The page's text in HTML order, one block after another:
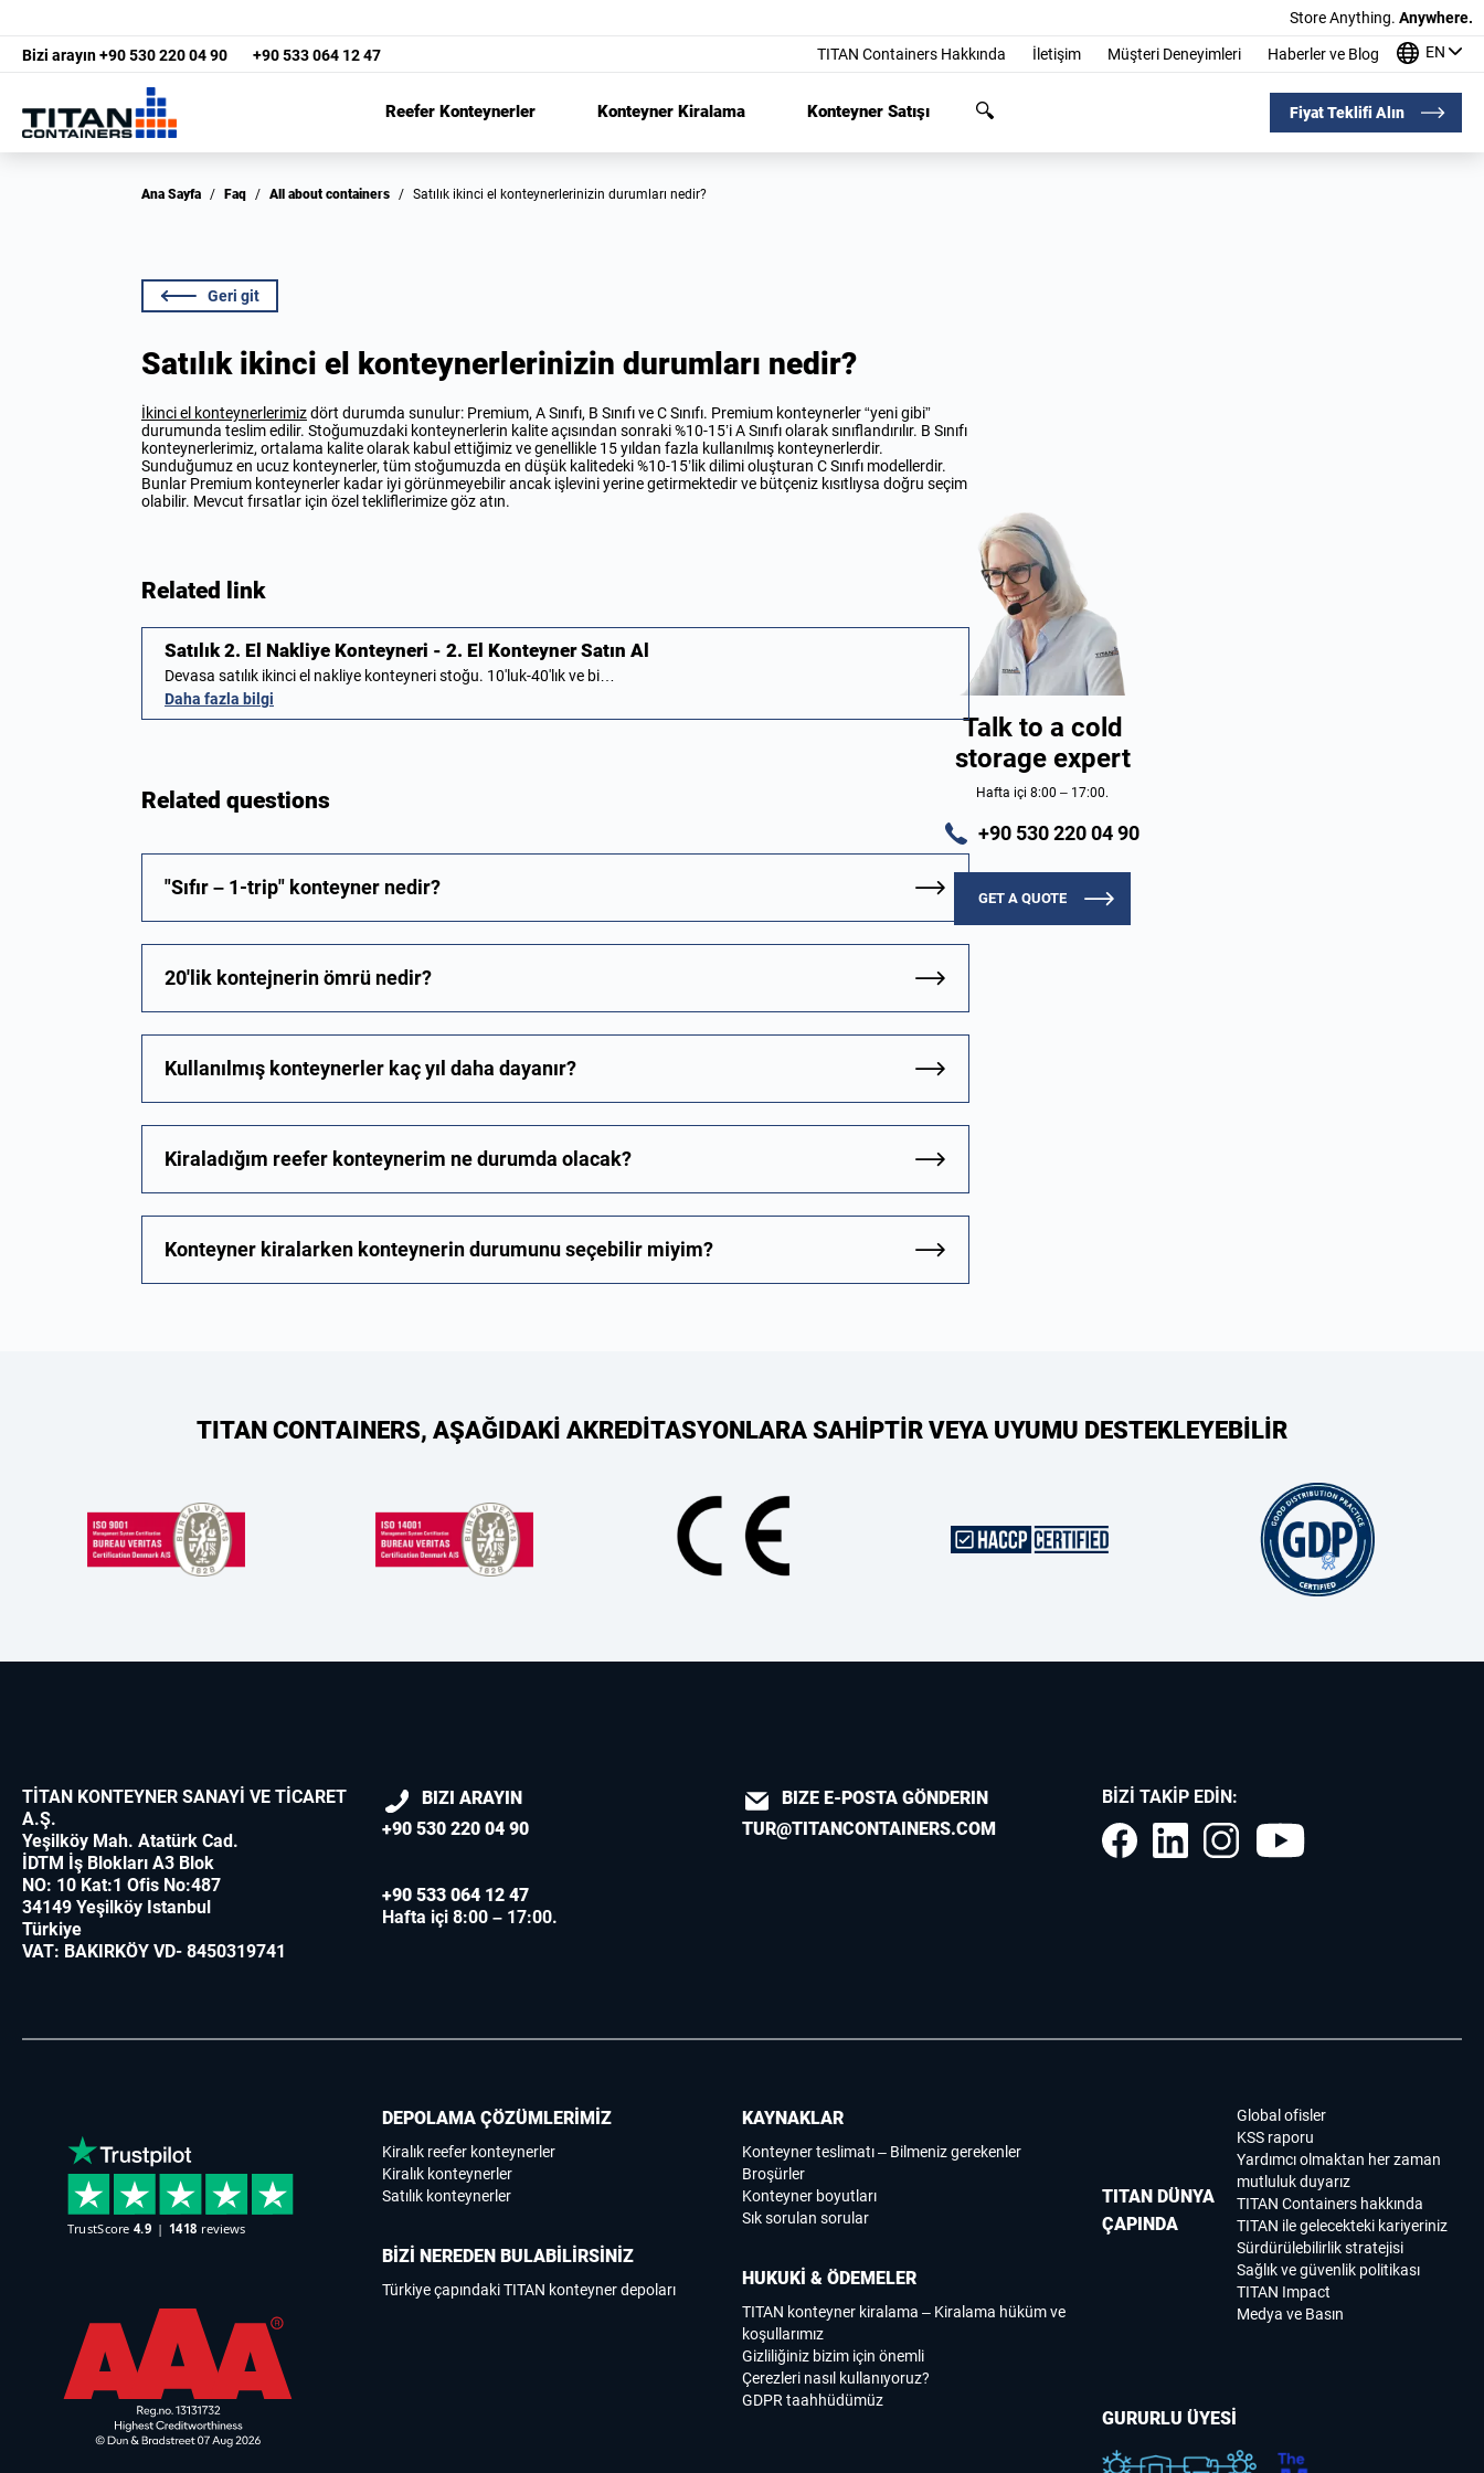
Store Anything. Anywhere.
Bizi arayın+90 530 220 04 90 +90 533 064 12 47 TITAN Containers Hakkında İletişim Müşteri Deneyimleri Haberler ve Blog EN
Reefer Konteynerler Konteyner Kiralama Konteyner Satışı Fiyat Teklifi Alın
Ana Sayfa / Faq / All about containers / Satılık ikinci el konteynerlerinizin durumları nedir?
Geri git
Satılık ikinci el konteynerlerinizin durumları nedir?
İkinci el konteynerlerimizdört durumda sunulur: Premium, A Sınıfı, B Sınıfı ve C Sınıfı. Premium konteynerler “yeni gibi”
durumunda teslim edilir. Stoğumuzdaki konteynerlerin kalite açısından sonraki %10-15’i A Sınıfı olarak sınıflandırılır. B Sınıfı
konteynerlerimiz, ortalama kalite olarak kabul ettiğimiz ve genellikle 15 yıldan fazla kullanılmış konteynerlerdir.
Sunduğumuz en ucuz konteynerler, tüm stoğumuzda en düşük kalitedeki %10-15’lik dilimi oluşturan C Sınıfı modellerdir.
Bunlar Premium konteynerler kadar iyi görünmeyebilir ancak işlevini yerine getirmektedir ve bütçeniz kısıtlıysa doğru seçim
olabilir. Mevcut fırsatlar için özel tekliflerimize göz atın.
Related link
Satılık 2. El Nakliye Konteyneri - 2. El Konteyner Satın Al
Devasa satılık ikinci el nakliye konteyneri stoğu. 10'luk-40'lık ve bi…
Daha fazla bilgi
Related questions
"Sıfır – 1-trip" konteyner nedir?
20'lik kontejnerin ömrü nedir?
Kullanılmış konteynerler kaç yıl daha dayanır?
Kiraladığım reefer konteynerim ne durumda olacak?
Konteyner kiralarken konteynerin durumunu seçebilir miyim?
Talk to a cold
storage expert
Hafta içi 8:00 – 17:00.
+90 530 220 04 90
GET A QUOTE
TITAN CONTAINERS, AŞAĞIDAKİ AKREDİTASYONLARA SAHİPTİR VEYA UYUMU DESTEKLEYEBİLİR
TİTAN KONTEYNER SANAYİ VE TİCARET
A.Ş.
Yeşilköy Mah. Atatürk Cad.
İDTM İş Blokları A3 Blok
NO: 10 Kat:1 Ofis No:487
34149 Yeşilköy Istanbul
Türkiye
VAT: BAKIRKÖY VD- 8450319741
BIZI ARAYIN
+90 530 220 04 90
+90 533 064 12 47
Hafta içi 8:00 – 17:00.
BIZE E-POSTA GÖNDERIN
TUR@TITANCONTAINERS.COM
BIZI TAKIP EDIN:
DEPOLAMA ÇÖZÜMLERİMİZ
Kiralık reefer konteynerler
Kiralık konteynerler
Satılık konteynerler
BİZİ NEREDEN BULABİLİRSİNİZ
Türkiye çapındaki TITAN konteyner depoları
TITAN DÜNYA
ÇAPINDA
Global ofisler
KSS raporu
Yardımcı olmaktan her zaman
mutluluk duyarız
TITAN Containers hakkında
TITAN ile gelecekteki kariyeriniz
Sürdürülebilirlik stratejisi
Sağlık ve güvenlik politikası
TITAN Impact
Medya ve Basın
KAYNAKLAR
Konteyner teslimatı – Bilmeniz gerekenler
Broşürler
Konteyner boyutları
Sık sorulan sorular
HUKUKİ & ÖDEMELER
TITAN konteyner kiralama – Kiralama hüküm ve
koşullarımız
Gizliliğiniz bizim için önemli
Çerezleri nasıl kullanıyoruz?
GDPR taahhüdümüz
GURURLU ÜYESİ